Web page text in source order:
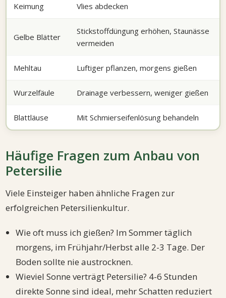
Keimung
Vlies abdecken
Gelbe Blätter
Stickstoffdüngung erhöhen, Staunässe
vermeiden
Mehltau Luftiger pflanzen, morgens gießen
Wurzelfäule Drainage verbessern, weniger gießen
Blattläuse Mit Schmierseifenlösung behandeln
Häufige Fragen zum Anbau von
Petersilie
Viele Einsteiger haben ähnliche Fragen zur
erfolgreichen Petersilienkultur.
Wie oft muss ich gießen? Im Sommer täglich
morgens, im Frühjahr/Herbst alle 2-3 Tage. Der
Boden sollte nie austrocknen.
Wieviel Sonne verträgt Petersilie? 4-6 Stunden
direkte Sonne sind ideal, mehr Schatten reduziert